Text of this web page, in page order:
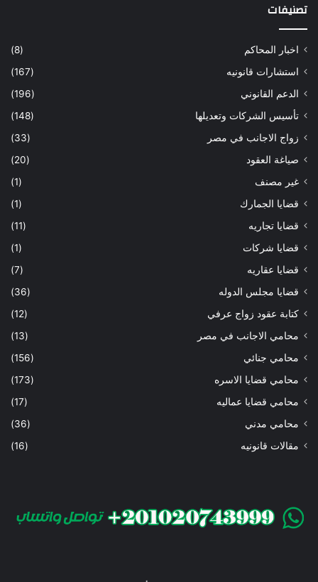
تصنيفات
اخبار المحاكم
(8)
استشارات قانونيه
(167)
الدعم القانوني
(196)
تأسيس الشركات وتعديلها
(148)
زواج الاجانب في مصر
(33)
صياغة العقود
(20)
غير مصنف
(1)
قضايا الجمارك
(1)
قضايا تجاريه
(11)
قضايا شركات
(1)
قضايا عقاريه
(7)
قضايا مجلس الدوله
(36)
كتابة عقود زواج عرفي
(12)
محامي الاجانب في مصر
(13)
محامي جنائي
(156)
محامي قضايا الاسره
(173)
محامي قضايا عماليه
(17)
محامي مدني
(36)
مقالات قانونيه
(16)